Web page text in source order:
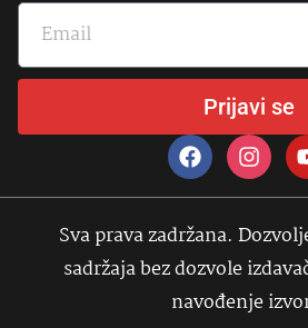
Prijavi se
Sva prava zadržana.
sadržaja bez dozvole
navođenje